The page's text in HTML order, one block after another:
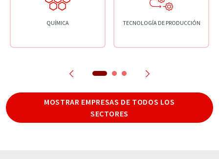
QUÍMICA TECNOLOGÍA DE PRODUCCIÓN
MOSTRAR EMPRESAS DE TODOS LOS
SECTORES